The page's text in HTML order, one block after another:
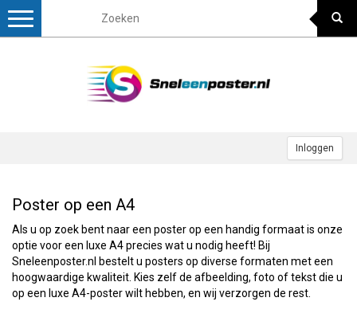
Inloggen
Toggle
Poster op een A4
Als u op zoek bent naar een poster op een handig formaat is onze
optie voor een luxe A4 precies wat u nodig heeft! Bij
Sneleenposter.nl bestelt u posters op diverse formaten met een
hoogwaardige kwaliteit. Kies zelf de afbeelding, foto of tekst die u
op een luxe A4-poster wilt hebben, en wij verzorgen de rest.